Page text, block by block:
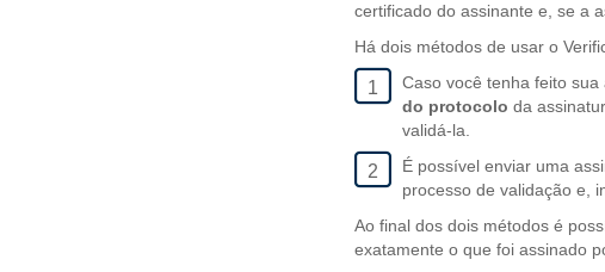
certificado do assinante e, se a
Há dois métodos de usar o
1 Caso você tenha feito
do protocolo da
validá-la.
2 É possível enviar uma
processo de validação e,
Ao final dos dois métodos é
exatamente o que foi assinado